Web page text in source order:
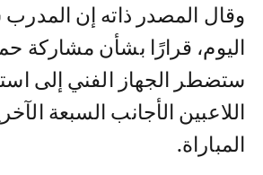
وقال المصدر ذاته إن المدرب
اليوم، قرارًا بشأن مشاركة
ستضطر الجهاز الفني إلى
اللاعبين الأجانب السبعة
المباراة.